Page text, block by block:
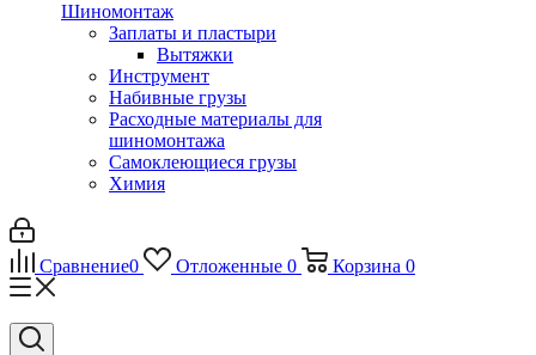
Шиномонтаж
Заплаты и пластыри
Вытяжки
Инструмент
Набивные грузы
Расходные материалы для
шиномонтажа
Самоклеющиеся грузы
Химия
Сравнение0 Отложенные 0 Корзина 0